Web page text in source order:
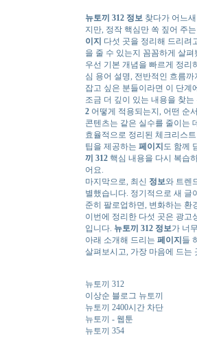
뉴토끼 312 정보 찾다가 어느
지만, 정작 핵심만 쏙 짚어 주
이지 다섯 곳을 정리해 드리려
을 줄 수 있는지 꼼꼼하게 살펴
우선 기본 개념을 빠르게 정리
심 용어 설명, 전반적인 흐름
잡고 싶은 분들이라면 이 단계
조금 더 깊이 있는 내용을 찾
2 어떻게 적용되는지, 어떤 순
콘텐츠는 같은 실수를 줄이는
효율적으로 정리된 체크리스트
팁을 제공하는 페이지 도 함께
끼 312 핵심 내용을 다시 복습
어요.
마지막으로, 최신 정보와 트렌
별했습니다. 정기적으로 새 글
준히 팔로업하면, 변화하는 환
이번에 정리한 다섯 곳은 광고
입니다. 뉴토끼 312 정보가 너
아래 소개해 드리는 페이지 들
살펴보시고, 가장 마음에 드는
뉴토끼 312
이상순 블로그 뉴토끼
뉴토끼 2400시간 차단
뉴토끼 - 웹툰
뉴토끼 354